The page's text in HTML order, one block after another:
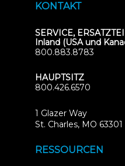
KONTAKT
SERVICE,
Inland (USA und
800.883.8783
HAUPTSITZ
800.426.6570
1 Glazer Way
St. Charles, MO 63301
RESSOURCEN